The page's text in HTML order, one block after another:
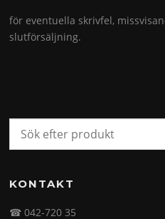
för eventuella skrivfel,
slutförsäljning.
KONTAKT
☎ 042-720 35